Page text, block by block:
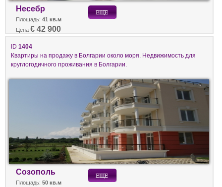
Несебр
Площадь: 41 кв.м
Цена € 42 900
ID 1404
Квартиры на продажу в Болгарии около моря. Недвижимость для
круглогодичного проживания в Болгарии.
Созополь
Площадь: 50 кв.м